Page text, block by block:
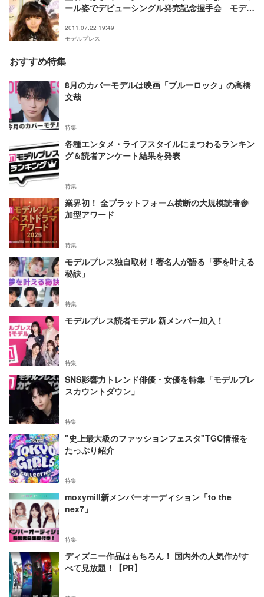
ール姿でデビューシングル発売記念握手会 モデル
2011.07.22 19:49
モデルプレス
おすすめ特集
8月のカバーモデルは映画「ブルーロック」の高橋
文哉
特集
各種エンタメ・ライフスタイルにまつわるランキン
グ＆読者アンケート結果を発表
特集
業界初！ 全プラットフォーム横断の大規模読者参
加型アワード
特集
モデルプレス独自取材！著名人が語る「夢を叶える
秘訣」
特集
モデルプレス読者モデル 新メンバー加入！
特集
SNS影響力トレンド俳優・女優を特集「モデルプレ
スカウントダウン」
特集
"史上最大級のファッションフェスタ"TGC情報を
たっぷり紹介
特集
moxymill新メンバーオーディション「to the
nex7」
特集
ディズニー作品はもちろん！ 国内外の人気作がす
べて見放題！【PR】